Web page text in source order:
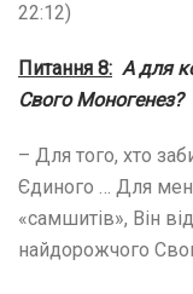
22:12)
Питання 8: А для
Свого Моногенез?
– Для того, хто
Єдиного … Для
«самшитів», Він
найдорожчого